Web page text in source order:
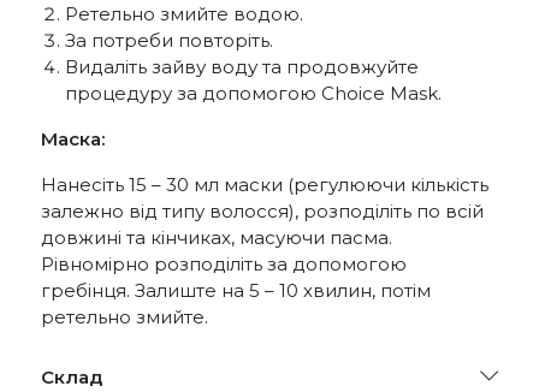
Ретельно змийте водою.
За потреби повторіть.
Видаліть зайву воду та продовжуйте
процедуру за допомогою Choice Mask.
Маска:
Нанесіть 15 – 30 мл маски (регулюючи кількість
залежно від типу волосся), розподіліть по всій
довжині та кінчиках, масуючи пасма.
Рівномірно розподіліть за допомогою
гребінця. Залиште на 5 – 10 хвилин, потім
ретельно змийте.
Склад